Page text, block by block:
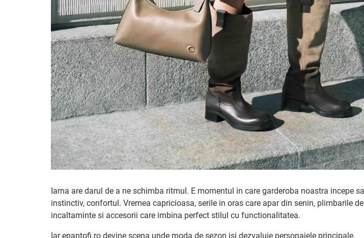
Iarna are darul de a ne schimba ritmul. E momentul in care garderoba noastra incepe
instinctiv, confortul. Vremea capricioasa, serile in oras care apar din senin, plimbarile
incaltaminte si accesorii care imbina perfect stilul cu functionalitatea.
Iar epantofi.ro devine scena unde moda de sezon isi dezvaluie personajele principale.